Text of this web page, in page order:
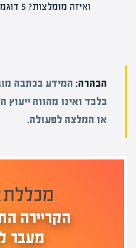
ואיזה מומלצות? 5 דוגמאות – מכללת אפיק
הבהרה: המידע בכתבה
בלבד ואינו מהווה
או המלצה לפעולה.
הקריירה
מעבר